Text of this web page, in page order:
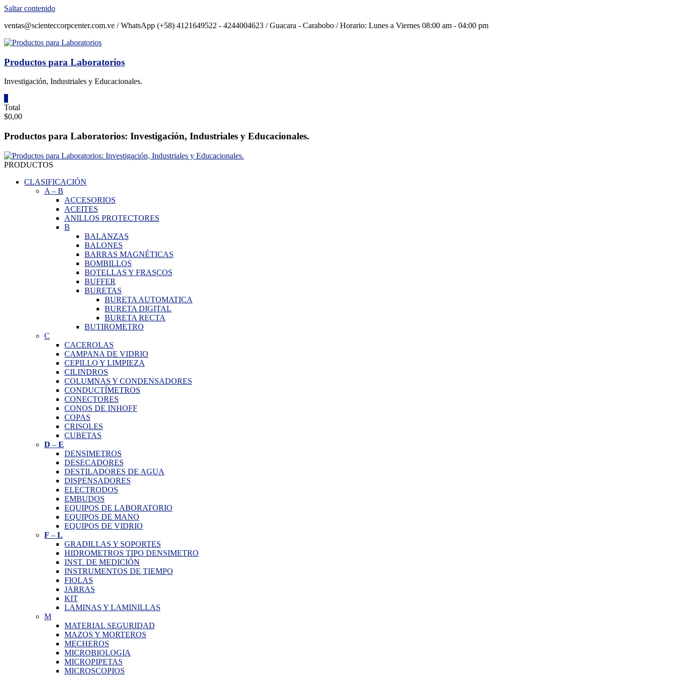
Saltar contenido
ventas@scienteccorpcenter.com.ve / WhatsApp (+58) 4121649522 - 4244004623 / Guacara - Carabobo / Horario: Lunes a Viernes 08:00 am - 04:00 pm
Productos para Laboratorios
Investigación, Industriales y Educacionales.
Total
$0,00
Productos para Laboratorios: Investigación, Industriales y Educacionales.
PRODUCTOS
CLASIFICACIÓN
A – B
ACCESORIOS
ACEITES
ANILLOS PROTECTORES
B
BALANZAS
BALONES
BARRAS MAGNÉTICAS
BOMBILLOS
BOTELLAS Y FRASCOS
BUFFER
BURETAS
BURETA AUTOMATICA
BURETA DIGITAL
BURETA RECTA
BUTIROMETRO
C
CACEROLAS
CAMPANA DE VIDRIO
CEPILLO Y LIMPIEZA
CILINDROS
COLUMNAS Y CONDENSADORES
CONDUCTÍMETROS
CONECTORES
CONOS DE INHOFF
COPAS
CRISOLES
CUBETAS
D – E
DENSIMETROS
DESECADORES
DESTILADORES DE AGUA
DISPENSADORES
ELECTRODOS
EMBUDOS
EQUIPOS DE LABORATORIO
EQUIPOS DE MANO
EQUIPOS DE VIDRIO
F – L
GRADILLAS Y SOPORTES
HIDROMETROS TIPO DENSIMETRO
INST. DE MEDICIÓN
INSTRUMENTOS DE TIEMPO
FIOLAS
JARRAS
KIT
LAMINAS Y LAMINILLAS
M
MATERIAL SEGURIDAD
MAZOS Y MORTEROS
MECHEROS
MICROBIOLOGIA
MICROPIPETAS
MICROSCOPIOS